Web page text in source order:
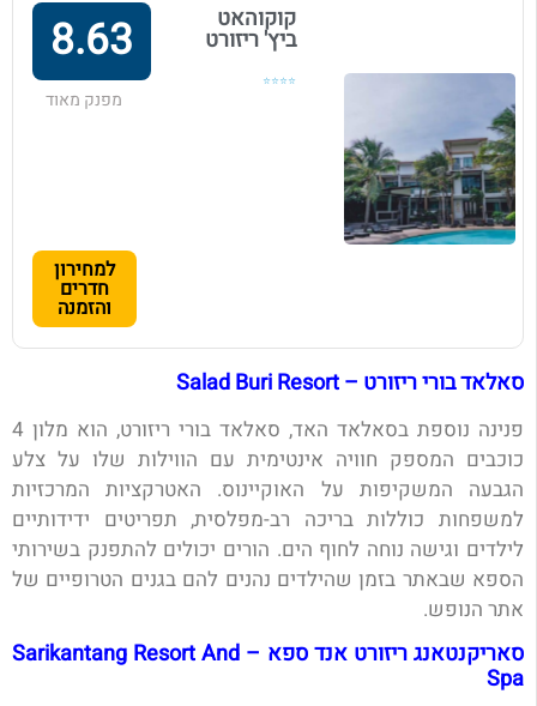
קוקוהאט
ביץ' ריזורט
⭐⭐⭐⭐
8.63
מפנק מאוד
למחירון
חדרים
והזמנה
סאלאד בורי ריזורט – Salad Buri Resort
פנינה נוספת בסאלאד האד, סאלאד בורי ריזורט, הוא מלון 4
כוכבים המספק חוויה אינטימית עם הווילות שלו על צלע
הגבעה המשקיפות על האוקיינוס. האטרקציות המרכזיות
למשפחות כוללות בריכה רב-מפלסית, תפריטים ידידותיים
לילדים וגישה נוחה לחוף הים. הורים יכולים להתפנק בשירותי
הספא שבאתר בזמן שהילדים נהנים להם בגנים הטרופיים של
אתר הנופש.
סאריקנטאנג ריזורט אנד ספא – Sarikantang Resort And
Spa